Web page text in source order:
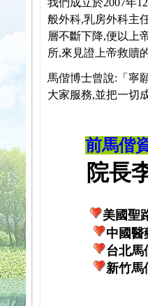
我們成立於2007年
般外科,乳房外科主
層不斷下降,便以上
所,來見證上帝救贖
馬偕博士曾說:「寧
大家服務,並把一切
前馬偕
院長李
美國聖
中國醫
台北馬
新竹馬